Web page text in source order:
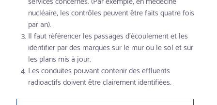
nucléaire, les contrôles peuvent être faits quatre fois
par an).
Il faut référencer les passages d'écoulement et les
identifier par des marques sur le mur ou le sol et sur
les plans mis à jour.
Les conduites pouvant contenir des effluents
radioactifs doivent être clairement identifiées.